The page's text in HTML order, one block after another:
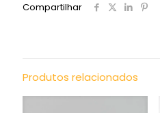
Compartilhar
Produtos relacionados